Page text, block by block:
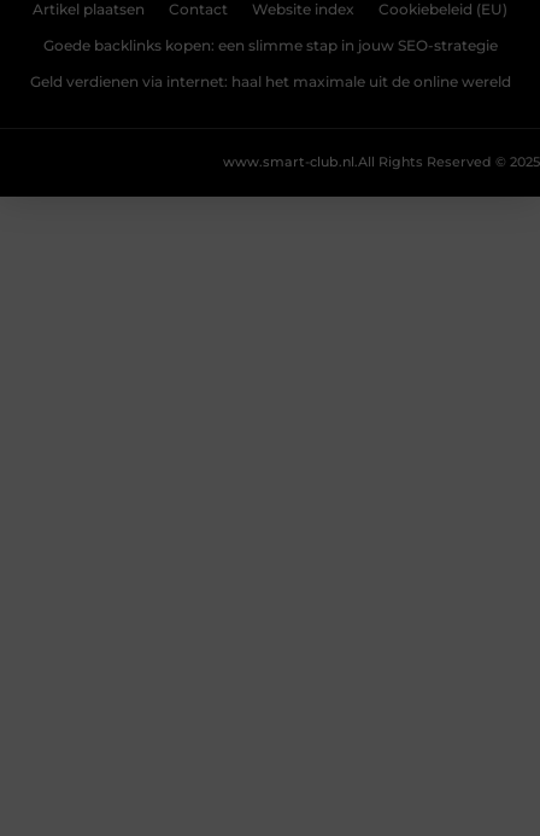
Artikel plaatsen Contact Website index Cookiebeleid (EU)
Goede backlinks kopen: een slimme stap in jouw SEO-strategie
Geld verdienen via internet: haal het maximale uit de online wereld
All Rights Reserved © 2025
www.smart-club.nl.